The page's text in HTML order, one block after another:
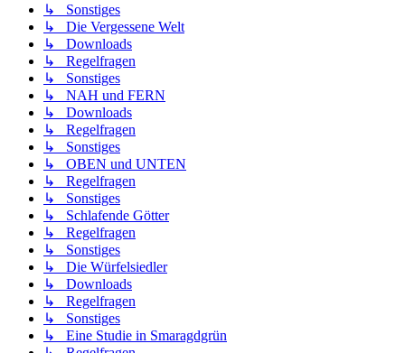
↳ Sonstiges
↳ Die Vergessene Welt
↳ Downloads
↳ Regelfragen
↳ Sonstiges
↳ NAH und FERN
↳ Downloads
↳ Regelfragen
↳ Sonstiges
↳ OBEN und UNTEN
↳ Regelfragen
↳ Sonstiges
↳ Schlafende Götter
↳ Regelfragen
↳ Sonstiges
↳ Die Würfelsiedler
↳ Downloads
↳ Regelfragen
↳ Sonstiges
↳ Eine Studie in Smaragdgrün